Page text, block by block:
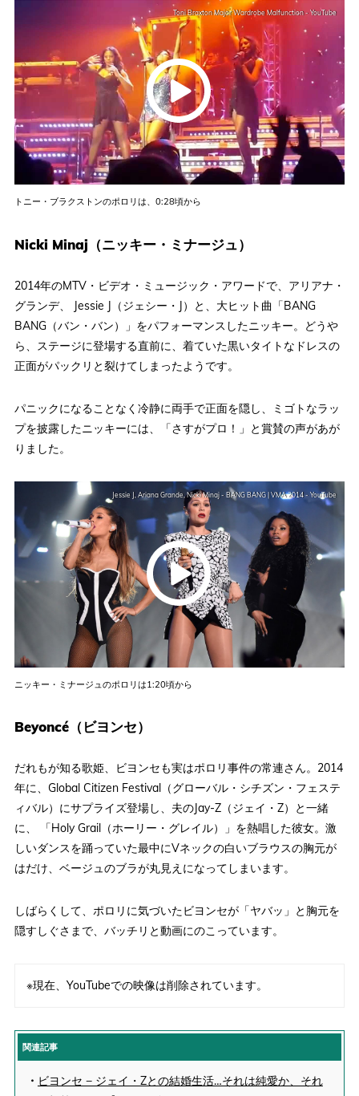
Toni Braxton Major Wardrobe Malfunction - YouTube
トニー・ブラクストンのポロリは、0:28頃から
Nicki Minaj（ニッキー・ミナージュ）
2014年のMTV・ビデオ・ミュージック・アワードで、アリアナ・
グランデ、 Jessie J（ジェシー・J）と、大ヒット曲「BANG
BANG（バン・バン）」をパフォーマンスしたニッキー。どうや
ら、ステージに登場する直前に、着ていた黒いタイトなドレスの
正面がパックリと裂けてしまったようです。
パニックになることなく冷静に両手で正面を隠し、ミゴトなラッ
プを披露したニッキーには、「さすがプロ！」と賞賛の声があが
りました。
Jessie J, Ariana Grande, Nicki Minaj - BANG BANG | VMA 2014 - YouTube
ニッキー・ミナージュのポロリは1:20頃から
Beyoncé（ビヨンセ）
だれもが知る歌姫、ビヨンセも実はポロリ事件の常連さん。2014
年に、Global Citizen Festival（グローバル・シチズン・フェステ
ィバル）にサプライズ登場し、夫のJay-Z（ジェイ・Z）と一緒
に、 「Holy Grail（ホーリー・グレイル）」を熱唱した彼女。激
しいダンスを踊っていた最中にVネックの白いブラウスの胸元が
はだけ、ベージュのブラが丸見えになってしまいます。
しばらくして、ポロリに気づいたビヨンセが「ヤバッ」と胸元を
隠すしぐさまで、バッチリと動画にのこっています。
※現在、YouTubeでの映像は削除されています。
関連記事
・ ビヨンセ − ジェイ・Zとの結婚生活…それは純愛か、それ